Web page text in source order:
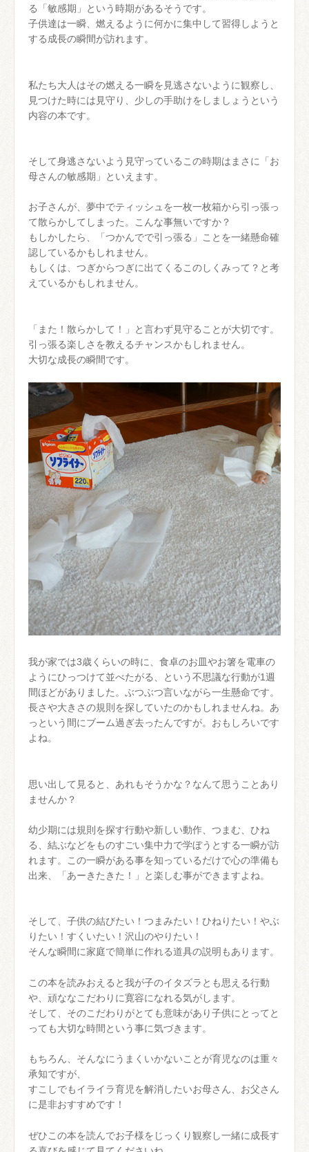
る「敏感期」という時期があるそうです。
子供達は一瞬、燃えるように何かに集中して習得しようと
する成長の瞬間が訪れます。
私たち大人はその燃える一瞬を見逃さないように観察し、
見つけた時には見守り、少しの手助けをしましょうという
内容の本です。
そして身逃さないよう見守っているこの時期はまさに「お
母さんの敏感期」といえます。
お子さんが、夢中でティッシュを一枚一枚箱から引っ張っ
て散らかしてしまった。こんな事無いですか？
もしかしたら、「つかんでで引っ張る」ことを一緒懸命確
認しているかもしれません。
もしくは、つぎからつぎに出てくるこのしくみって？と考
えているかもしれません。
「また！散らかして！」と言わず見守ることが大切です。
引っ張る楽しさを教えるチャンスかもしれません。
大切な成長の瞬間です。
我が家では3歳くらいの時に、食卓のお皿やお箸を電車の
ようにひっつけて並べたがる、という不思議な行動が1週
間ほどがありました。ぶつぶつ言いながら一生懸命です。
長さや大きさの規則を探していたのかもしれませんね。あ
っという間にブーム過ぎ去ったんですが。おもしろいです
よね。
思い出して見ると、あれもそうかな？なんて思うことあり
ませんか？
幼少期には規則を探す行動や新しい動作、つまむ、ひね
る、結ぶなどをものすごい集中力で学ぼうとする一瞬が訪
れます。この一瞬がある事を知っているだけで心の準備も
出来、「あーきたきた！」と楽しむ事ができますよね。
そして、子供の結びたい！つまみたい！ひねりたい！やぶ
りたい！すくいたい！沢山のやりたい！
そんな瞬間に家庭で簡単に作れる道具の説明もあります。
この本を読みおえると我が子のイタズラとも思える行動
や、頑ななこだわりに寛容になれる気がします。
そして、そのこだわりがとても意味があり子供にとってと
っても大切な時間という事に気づきます。
もちろん、そんなにうまくいかないことが育児なのは重々
承知ですが、
すこしでもイライラ育児を解消したいお母さん、お父さん
に是非おすすめです！
ぜひこの本を読んでお子様をじっくり観察し一緒に成長す